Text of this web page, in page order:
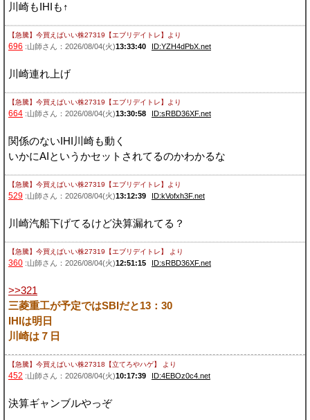
川崎もIHIも↑
【急騰】今買えばいい株27319【エブリデイトレ】 より
696 :山師さん：2026/08/04(火)13:33:40 ID:YZH4dPbX.net
川崎連れ上げ
【急騰】今買えばいい株27319【エブリデイトレ】 より
664 :山師さん：2026/08/04(火)13:30:58 ID:sRBD36XF.net
関係のないIHI川崎も動く
いかにAIというかセットされてるのかわかるな
【急騰】今買えばいい株27319【エブリデイトレ】 より
529 :山師さん：2026/08/04(火)13:12:39 ID:kVofxh3F.net
川崎汽船下げてるけど決算漏れてる？
【急騰】今買えばいい株27319【エブリデイトレ】 より
360 :山師さん：2026/08/04(火)12:51:15 ID:sRBD36XF.net
>>321
三菱重工が予定ではSBIだと13：30
IHIは明日
川崎は７日
【急騰】今買えばいい株27318【立てろやハゲ】 より
452 :山師さん：2026/08/04(火)10:17:39 ID:4EBOz0c4.net
決算ギャンブルやっぞ